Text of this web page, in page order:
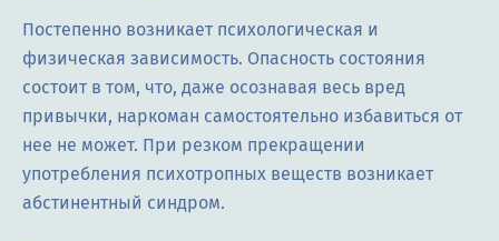
Постепенно возникает психологическая и
физическая зависимость. Опасность состояния
состоит в том, что, даже осознавая весь вред
привычки, наркоман самостоятельно избавиться от
нее не может. При резком прекращении
употребления психотропных веществ возникает
абстинентный синдром.